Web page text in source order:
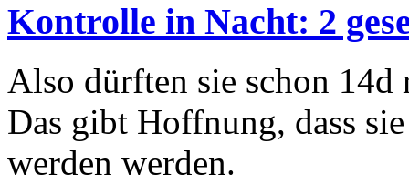
Kontrolle in Nacht: 2
Also dürften sie schon 14d
Das gibt Hoffnung, dass
werden werden.